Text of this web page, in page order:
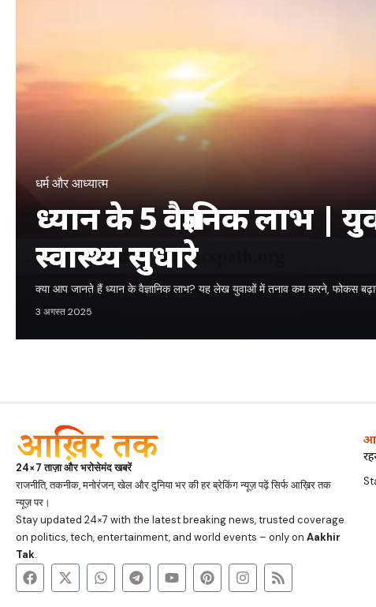
धर्म और आध्यात्म
ध्यान के 5 वैज्ञानिक लाभ |
स्वास्थ्य सुधारे
क्या आप जानते हैं ध्यान के वैज्ञानिक लाभ? यह लेख युवाओं में तनाव कम करने, फोकस
3 अगस्त 2025
24×7 ताज़ा और भरोसेमंद खबरें
राजनीति, तकनीक, मनोरंजन, खेल और दुनिया भर की हर ब्रेकिंग न्यूज़ पढ़ें सिर्फ आख़िर तक
न्यूज़ पर।
Stay updated 24×7 with the latest breaking news, trusted coverage
on politics, tech, entertainment, and world events – only on Aakhir
Tak.